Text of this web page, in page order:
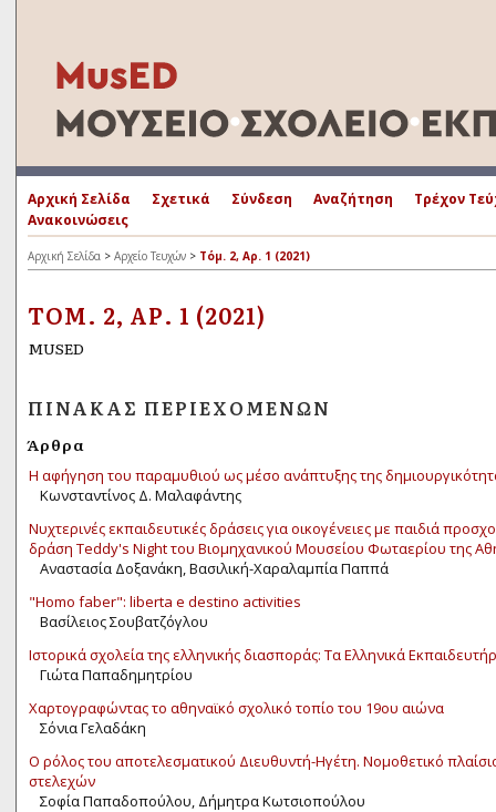
Αρχική Σελίδα Σχετικά Σύνδεση Αναζήτηση
Τρέχον
Ανακοινώσεις
Αρχική Σελίδα > Αρχείο Τευχών > Τόμ. 2, Αρ. 1 (2021)
ΤΌΜ. 2, ΑΡ. 1 (2021)
MUSED
ΠΊΝΑΚΑΣ ΠΕΡΙΕΧΟΜΈΝΩΝ
Άρθρα
Η αφήγηση του παραμυθιού ως μέσο ανάπτυξης της
Κωνσταντίνος Δ. Μαλαφάντης
Νυχτερινές εκπαιδευτικές δράσεις για οικογένειες με παιδιά
δράση Teddy's Night του Βιομηχανικού Μουσείου Φωταερίου της
Αναστασία Δοξανάκη, Βασιλική-Χαραλαμπία Παππά
"Homo faber": liberta e destino activities
Βασίλειος Σουβατζόγλου
Ιστορικά σχολεία της ελληνικής διασποράς: Τα Ελληνικά
Γιώτα Παπαδημητρίου
Χαρτογραφώντας το αθηναϊκό σχολικό τοπίο του 19ου αιώνα
Σόνια Γελαδάκη
Ο ρόλος του αποτελεσματικού Διευθυντή-Ηγέτη. Νομοθετικό
στελεχών
Σοφία Παπαδοπούλου, Δήμητρα Κωτσιοπούλου